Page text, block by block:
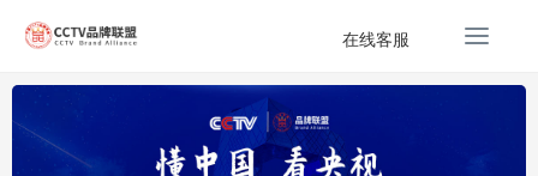
T
在线客服